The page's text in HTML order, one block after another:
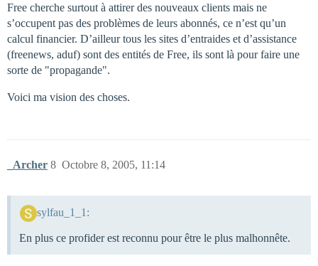
Free cherche surtout à attirer des nouveaux clients mais ne
s’occupent pas des problèmes de leurs abonnés, ce n’est qu’un
calcul financier. D’ailleur tous les sites d’entraides et d’assistance
(freenews, aduf) sont des entités de Free, ils sont là pour faire une
sorte de "propagande".
Voici ma vision des choses.
_Archer Octobre 8, 2005, 11:14
8
sylfau_1_1:
En plus ce profider est reconnu pour être le plus malhonnête.